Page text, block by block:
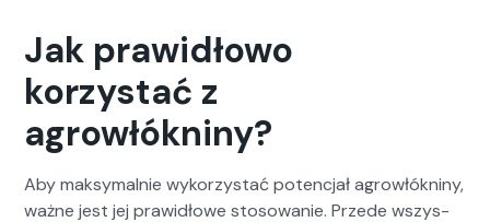
Jak prawidłowo
korzystać z
agrowłókniny?
Aby maksy­mal­nie wyko­rzys­tać potenc­jał agrowłókniny,
ważne jest jej praw­idłowe stosowanie. Przede wszys­